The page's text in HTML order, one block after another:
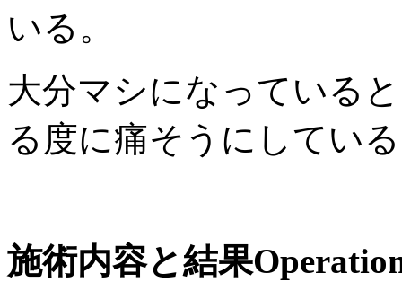
いる。
大分マシになっている
る度に痛そうにしてい
施術内容と結果